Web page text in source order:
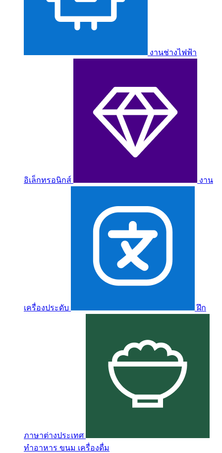
งานช่างไฟฟ้า
อิเล็กทรอนิกส์ งาน
เครื่องประดับ ฝึก
ภาษาต่างประเทศ
ทำอาหาร ขนม เครื่องดื่ม